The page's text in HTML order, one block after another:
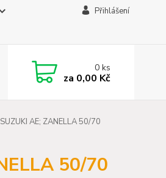
Přihlášení
0ks
za 0,00 Kč
AE; ZANELLA 50/70
50/70